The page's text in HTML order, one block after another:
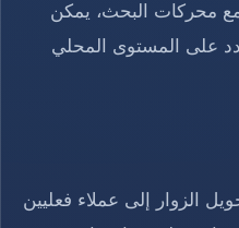
محركات البحث، يمكن
على المستوى المحلي
الزوار إلى عملاء فعليين